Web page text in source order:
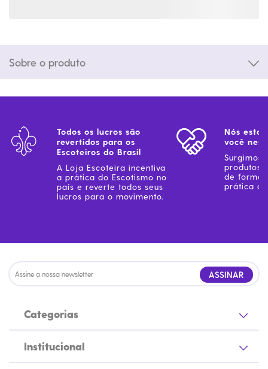
Sobre o produto
Todos os lucros são
revertidos para os
Escoteiros do Brasil
A Loja Escoteira incentiva
a prática do Escotismo no
país e reverte todos seus
lucros para o movimento.
Nós
você
Surgimos
produtos
de forma
prática
ASSINAR
Categorias
Institucional